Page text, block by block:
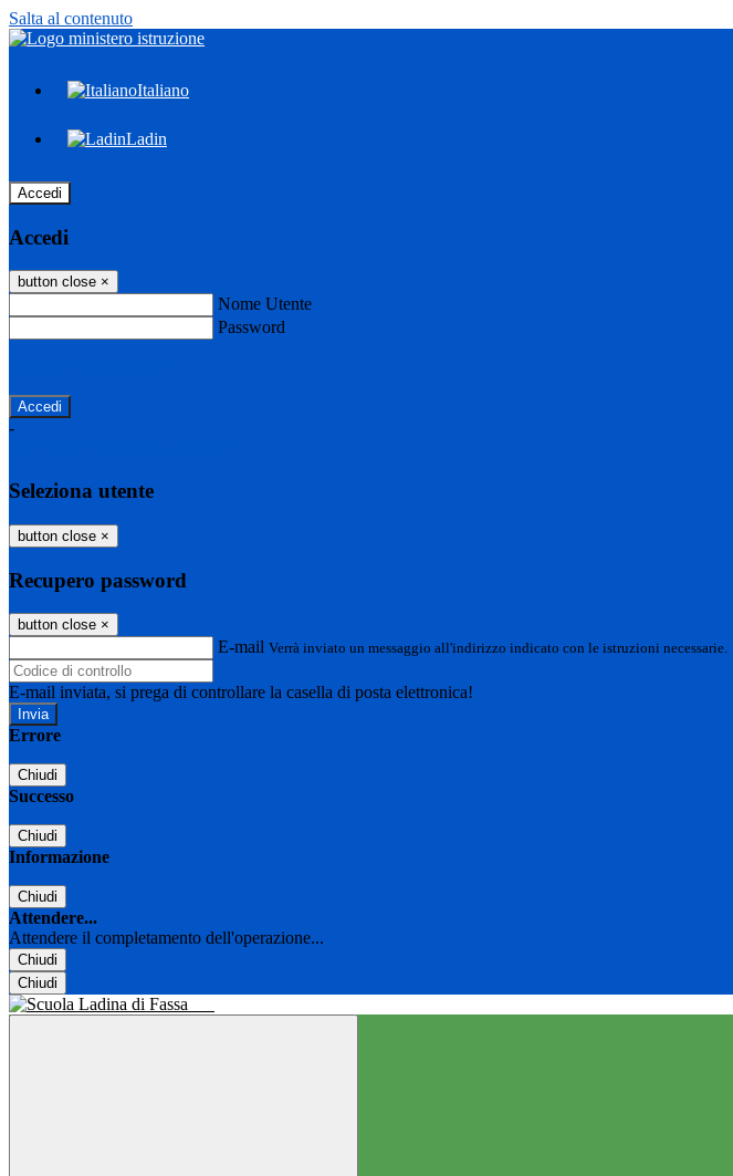
Salta al contenuto
Italiano
Ladin
Accedi
Accedi
button close ×
Nome Utente
Password
-
Seleziona utente
button close ×
Recupero password
button close ×
E-mail Verrà inviato un messaggio all'indirizzo indicato con le istruzioni necessarie.
E-mail inviata, si prega di controllare la casella di posta elettronica!
Errore
Chiudi
Successo
Chiudi
Informazione
Chiudi
Attendere...
Attendere il completamento dell'operazione...
Chiudi
Chiudi